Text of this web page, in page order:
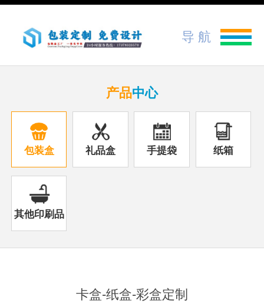
导 航
产品中心
包装盒 礼品盒 手提袋 纸箱
其他印刷品
卡盒-纸盒-彩盒定制